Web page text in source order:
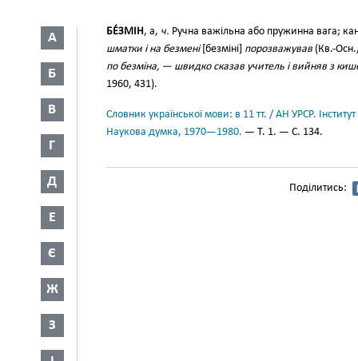
А
Б
В
Г
Д
Е
Є
Ж
З
БЕ́ЗМІН, а, ч. Ручна важільна або пружинна вага;
шматки і на безмені[безміні] порозважував (Кв.-
по безміна, — швидко сказав учитель і вийняв з
1960, 431).
Словник української мови: в 11 тт. / АН УРСР.
Наукова думка, 1970—1980. — Т. 1. — С. 134.
Поділитись: